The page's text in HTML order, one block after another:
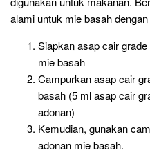
alami untuk mie basah
Siapkan asap cair
mie basah
Campurkan asap cair
basah (5 ml asap cair
adonan)
Kemudian, gunakan
adonan mie basah.